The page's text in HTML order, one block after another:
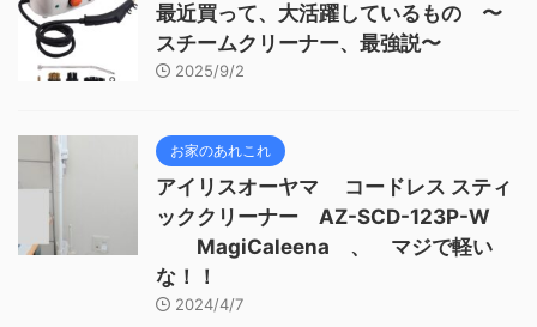
最近買って、大活躍しているもの 〜
スチームクリーナー、最強説〜
2025/9/2
お家のあれこれ
アイリスオーヤマ コードレス スティ
ッククリーナー AZ-SCD-123P-W
MagiCaleena 、 マジで軽い
な！！
2024/4/7